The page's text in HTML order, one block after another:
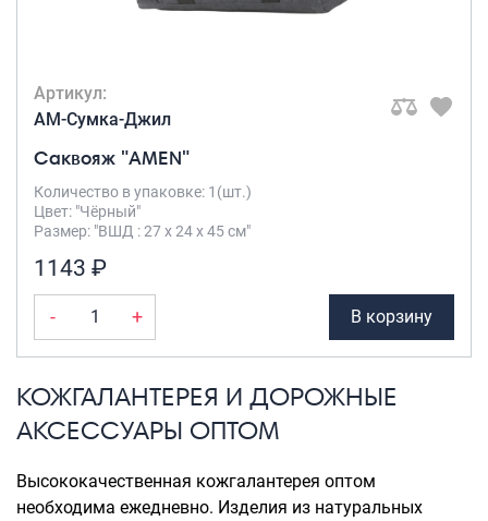
Артикул:
AM-Сумка-Джил
Саквояж "AMEN"
Количество в упаковке: 1(шт.)
Цвет: "Чёрный"
Размер: "ВШД : 27 х 24 х 45 см"
1143 ₽
- + В корзину
КОЖГАЛАНТЕРЕЯ И ДОРОЖНЫЕ
АКСЕССУАРЫ ОПТОМ
Высококачественная кожгалантерея оптом
необходима ежедневно. Изделия из натуральных